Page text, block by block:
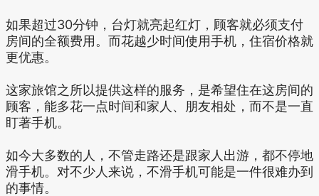
如果超过30分钟，台灯就亮起红灯，顾客就必须支付
房间的全额费用。而花越少时间使用手机，住宿价格就
更优惠。
这家旅馆之所以提供这样的服务，是希望住在这房间的
顾客，能多花一点时间和家人、朋友相处，而不是一直
盯著手机。
如今大多数的人，不管走路还是跟家人出游，都不停地
滑手机。对不少人来说，不滑手机可能是一件很难办到
的事情。